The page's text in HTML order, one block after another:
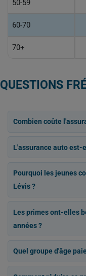
50-59
60-70
70+
QUESTIONS
Combien coûte
L'assurance auto est-
Pourquoi les jeunes
Lévis ?
Les primes ont-elles
années ?
Quel groupe d'âge